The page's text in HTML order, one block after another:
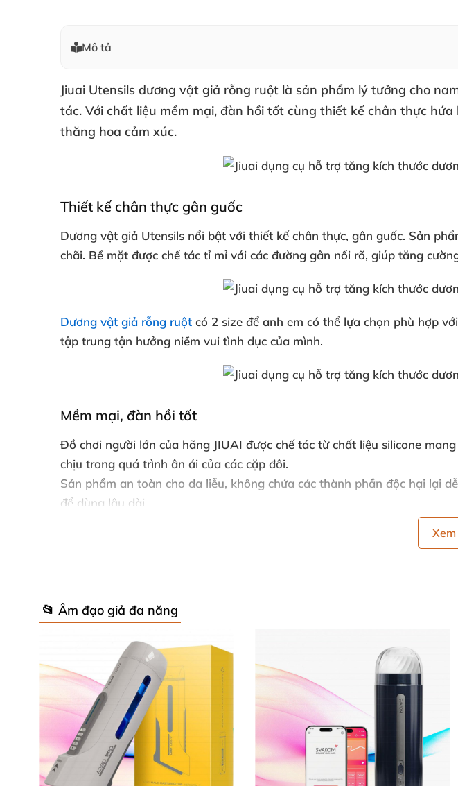
Mô tả
Jiuai Utensils dương vật giả rỗng ruột là sản phẩm lý tưởng cho
tác. Với chất liệu mềm mại, đàn hồi tốt cùng thiết kế chân thực hứa
thăng hoa cảm xúc.
Thiết kế chân thực gân guốc
Dương vật giả Utensils nổi bật với thiết kế chân thực, gân guốc. Sản
chãi. Bề mặt được chế tác tỉ mỉ với các đường gân nổi rõ, giúp tăng
Dương vật giả rỗng ruột có 2 size để anh em có thể lựa chọn phù hợp
tập trung tận hưởng niềm vui tình dục của mình.
Mềm mại, đàn hồi tốt
Đồ chơi người lớn của hãng JIUAI được chế tác từ chất liệu silicone
chịu trong quá trình ân ái của các cặp đôi.
Sản phẩm an toàn cho da liễu, không chứa các thành phần độc hại lại
để dùng lâu dài.
📂 Âm đạo giả đa năng